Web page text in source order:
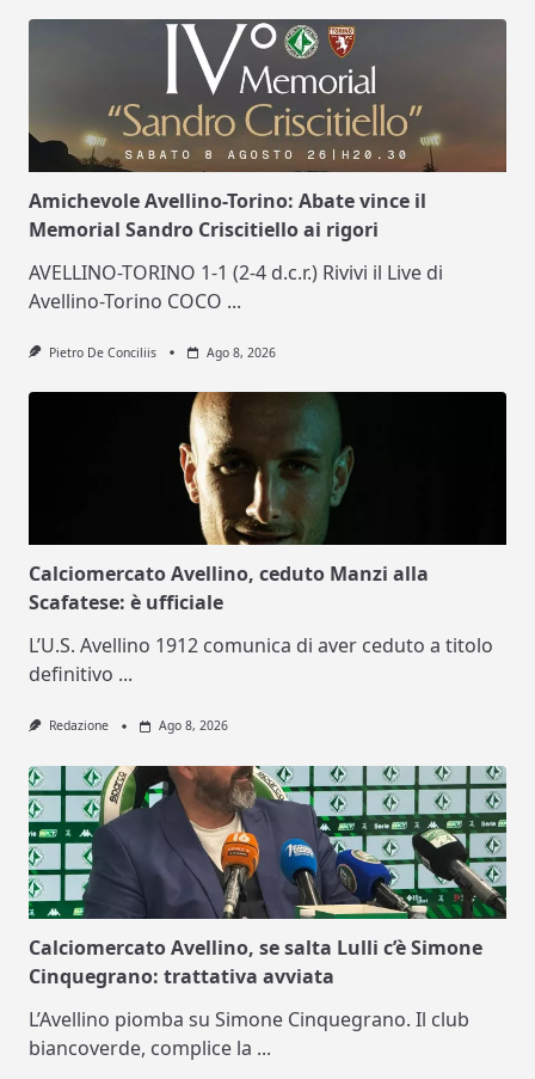
Amichevole Avellino-Torino: Abate vince il
Memorial Sandro Criscitiello ai rigori
AVELLINO-TORINO 1-1 (2-4 d.c.r.) Rivivi il Live di
Avellino-Torino COCO ...
Pietro De Conciliis Ago 8, 2026
Calciomercato Avellino, ceduto Manzi alla
Scafatese: è ufficiale
L’U.S. Avellino 1912 comunica di aver ceduto a titolo
definitivo ...
Redazione Ago 8, 2026
Calciomercato Avellino, se salta Lulli c’è Simone
Cinquegrano: trattativa avviata
L’Avellino piomba su Simone Cinquegrano. Il club
biancoverde, complice la ...